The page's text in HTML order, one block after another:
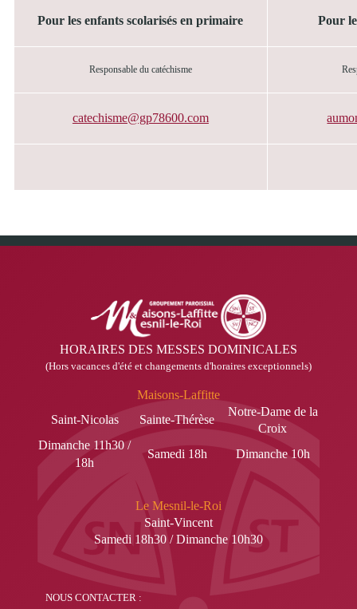
Pour les enfants scolarisés en primaire Pour
Responsable du catéchisme
catechisme@gp78600.com
HORAIRES DES MESSES DOMINICALES
(Hors vacances d'été et changements d'horaires exceptionnels)
Maisons-Laffitte
Saint-Nicolas
Sainte-Thérèse
Notre-Dame de la
Croix
Dimanche 11h30 /
18h
Samedi 18h Dimanche 10h
Le Mesnil-le-Roi
Saint-Vincent
Samedi 18h30 / Dimanche 10h30
NOUS CONTACTER :